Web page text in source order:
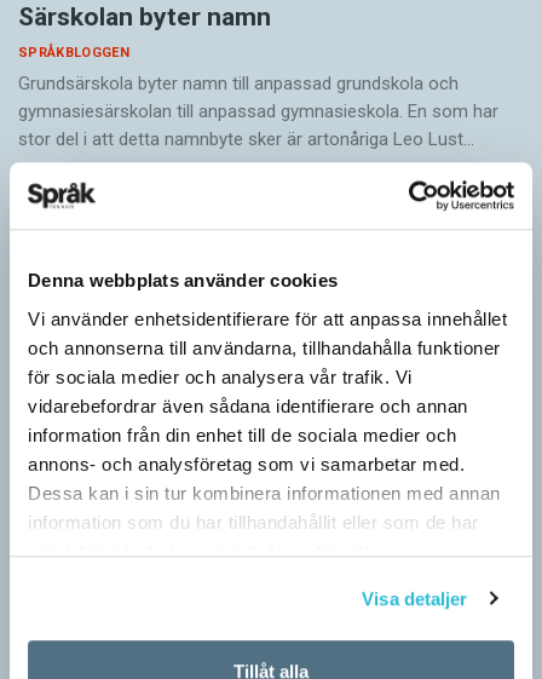
Denna webbplats använder cookies
Vi använder enhetsidentifierare för att anpassa innehållet
och annonserna till användarna, tillhandahålla funktioner
för sociala medier och analysera vår trafik. Vi
vidarebefordrar även sådana identifierare och annan
information från din enhet till de sociala medier och
annons- och analysföretag som vi samarbetar med.
Dessa kan i sin tur kombinera informationen med annan
information som du har tillhandahållit eller som de har
samlat in när du har använt deras tjänster.
Visa detaljer
Tillåt alla
Särskolan byter namn
SPRÅKBLOGGEN
Grundsärskola byter namn till anpassad grundskola och
gymnasiesärskolan till anpassad gymnasieskola. En som har
stor del i att detta namnbyte sker är artonåriga Leo Lust…